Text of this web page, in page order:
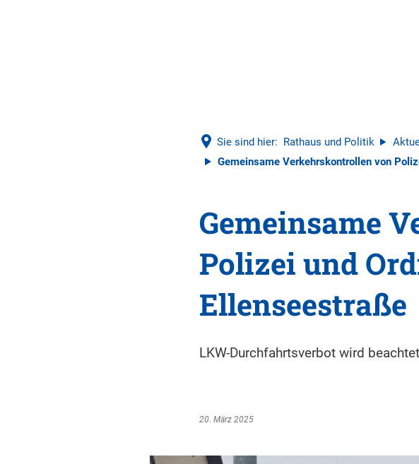
Sie sind hier: Rathaus und Politik
Gemeinsame Verkehrskontrollen von
Gemeinsame
Polizei und
Ellenseestraße
LKW-Durchfahrtsverbot wird
20. März 2025